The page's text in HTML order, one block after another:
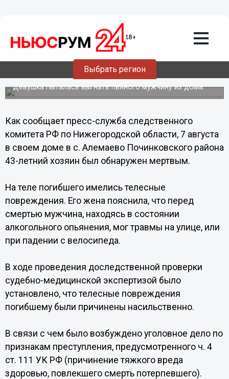
Выбрать регион
15.11.201313:18
Юная нижегородка убила своего
отчима, столкнув его с лестницы
Девушка пыталась выгнать пьяного мужчину из дома.
Как сообщает пресс-служба следственного
комитета РФ по Нижегородской области, 7 августа
в своем доме в с. Алемаево Починковского района
43-летний хозяин был обнаружен мертвым.
На теле погибшего имелись телесные
повреждения. Его жена пояснила, что перед
смертью мужчина, находясь в состоянии
алкогольного опьянения, мог травмы на улице, или
при падении с велосипеда.
В ходе проведения доследственной проверки
судебно-медицинской экспертизой было
установлено, что телесные повреждения
погибшему были причинены насильственно.
В связи с чем было возбуждено уголовное дело по
признакам преступления, предусмотренного ч. 4
ст. 111 УК РФ (причинение тяжкого вреда
здоровью, повлекшего смерть потерпевшего).